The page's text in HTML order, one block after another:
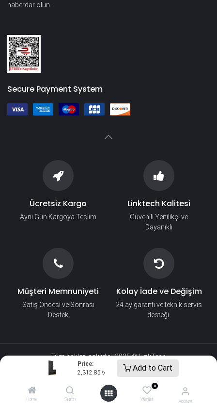
Price:
2,312.85 ₺ Add to Cart
Home Search
0
Wishlist Account
haberdar olun.
Secure Payment System
Ücretsiz Kargo
Aynı Gün Kargoya Teslim
Linktech Kalitesi
Güvenili Yenilikçi ve
Dayanıklı
Müşteri Memnuniyeti
Satış Öncesi ve Sonrası
Destek
Kolay İade ve Değişim
24 ay garanti ve teknik servis
desteği.
Tüm hakları saklıdır - 2025 © LinkTech​